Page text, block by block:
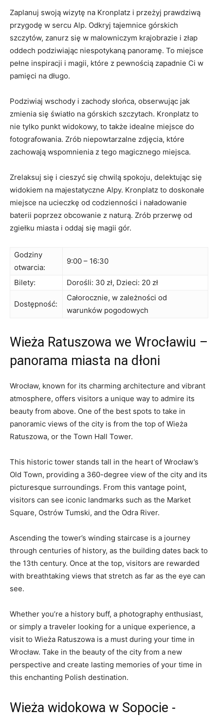
Zaplanuj swoją wizytę na Kronplatz⁣ i przeżyj prawdziwą
przygodę w ​sercu‌ Alp. Odkryj tajemnice górskich
‌szczytów, zanurz się w​ malowniczym krajobrazie i złap⁤
oddech podziwiając niespotykaną⁣ panoramę. To miejsce
pełne inspiracji i magii, które z pewnością zapadnie ​Ci w
pamięci na długo.
Podziwiaj wschody i zachody słońca, obserwując jak
zmienia się światło na górskich szczytach. Kronplatz ‌to
nie tylko punkt ⁢widokowy, to także idealne miejsce do
fotografowania. Zrób niepowtarzalne zdjęcia, które
zachowają wspomnienia z ‍tego ⁤magicznego‍ miejsca.
Zrelaksuj się ⁣i cieszyć się chwilą spokoju, delektując się
widokiem na⁤ majestatyczne Alpy. ‍Kronplatz to doskonałe
miejsce na ucieczkę ⁢od codzienności i naładowanie
baterii poprzez obcowanie z naturą. Zrób przerwę od
zgiełku miasta i oddaj ⁢się magii gór.
Godziny
otwarcia:
9:00 – 16:30
Bilety: Dorośli:⁤ 30 zł, Dzieci: ⁤20⁤ zł
Dostępność:
Całorocznie, w zależności od⁤
warunków pogodowych
Wieża ⁤Ratuszowa we Wrocławiu –
panorama miasta⁣ na dłoni
Wrocław, known for‍ its charming architecture and vibrant
atmosphere, offers visitors a unique way to admire‌ its
beauty from above. One of the best spots ‌to take in
panoramic views of the city is⁣ from‍ the⁢ top of Wieża
Ratuszowa, or the Town Hall Tower.
This historic tower stands tall in the heart of Wrocław’s
Old Town, providing a 360-degree view of the city and its
picturesque ⁤surroundings. From this vantage‌ point,
visitors can see iconic‍ landmarks ​such as the Market
Square, Ostrów Tumski,‍ and the ​Odra River.
Ascending the tower’s ⁢winding staircase is⁢ a journey
through centuries of history, as the building dates back to
the 13th century.‌ Once at the⁣ top,‍ visitors are rewarded
with breathtaking views that ⁣stretch⁢ as ⁢far as the⁤ eye can
see.
Whether you’re ‍a history ⁣buff,⁣ a⁤ photography enthusiast,
or simply a traveler ⁢looking for⁣ a unique experience,‌ a
visit ⁤to Wieża Ratuszowa is a must‌ during your time in
‍Wrocław. Take in ⁣the ‌beauty of the city from a new
perspective and⁣ create lasting memories⁢ of your time in
this enchanting Polish destination.
Wieża widokowa w Sopocie ⁣-